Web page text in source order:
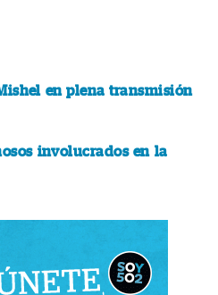
en plena transmisión
involucrados en la